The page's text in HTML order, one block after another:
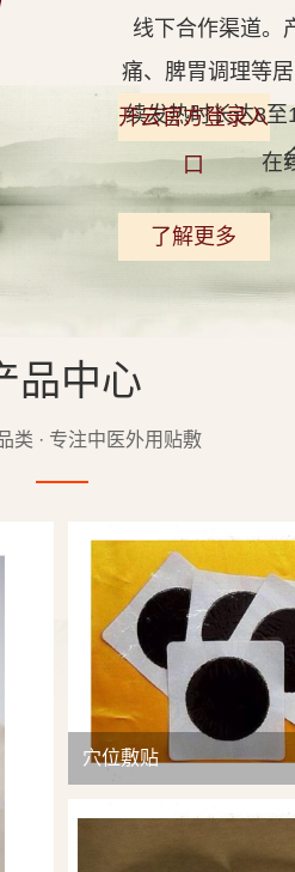
线下合作渠道。
痛、脾胃调理等
续发热时长达8
开云官方登录入
口
在
了解更多
品中心
类 · 专注中医外用贴敷
穴位敷贴
查看详情